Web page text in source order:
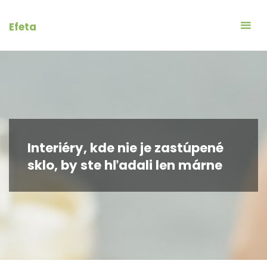
Efeta
Interiéry, kde nie je zastúpené
sklo, by ste hľadali len márne